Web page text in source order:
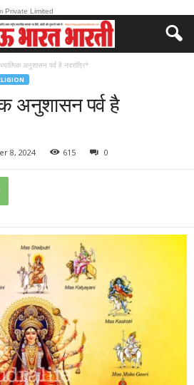
Private Limited
अनुशासन पर्व है नवरात्रि*
अनुशासन पर्व है
8, 2024 615 0